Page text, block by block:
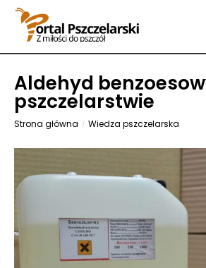
Aldehyd
pszczelarstwie
Strona główna Wiedza pszczelarska